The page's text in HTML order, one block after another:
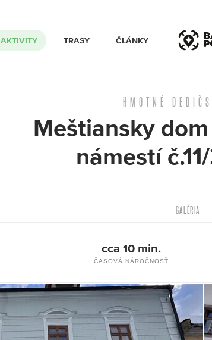
AKTIVITY TRASY ČLÁNKY
BANSKÁ
HMOTNÉ
Meštiansky
námestí
GALÉRIA
cca 10 min.
ČASOVÁ NÁROČNOSŤ